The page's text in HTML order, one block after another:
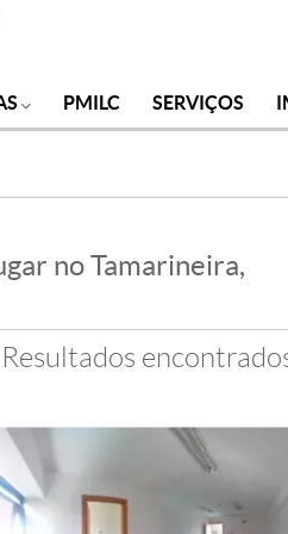
PMILC SERVIÇOS
no Tamarineira,